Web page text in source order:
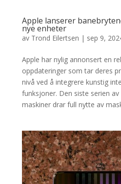
Apple lanserer
nye enheter
av Trond Eilertsen | sep 9,
Apple har nylig annonsert en
oppdateringer som tar deres
nivå ved å integrere kunstig
funksjoner. Den siste serien
maskiner drar full nytte av